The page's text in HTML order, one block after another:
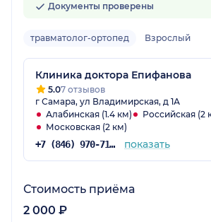
Документы проверены
травматолог-ортопед Взрослый
Клиника доктора Епифанова
5.07 отзывов
г Самара, ул Владимирская, д 1А
Алабинская (1.4 км)
Российская (2
Московская (2 км)
+7 (846) 970-71-95 показать
Стоимость приёма
2 000 ₽